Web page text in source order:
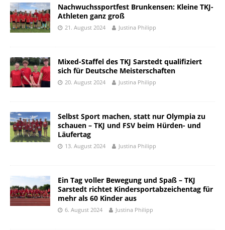
Nachwuchssportfest Brunkensen: Kleine TKJ-
Athleten ganz groß
21. August 2024 Justina Philipp
Mixed-Staffel des TKJ Sarstedt qualifiziert
sich für Deutsche Meisterschaften
20. August 2024 Justina Philipp
Selbst Sport machen, statt nur Olympia zu
schauen – TKJ und FSV beim Hürden- und
Läufertag
13. August 2024 Justina Philipp
Ein Tag voller Bewegung und Spaß – TKJ
Sarstedt richtet Kindersportabzeichentag für
mehr als 60 Kinder aus
6. August 2024 Justina Philipp